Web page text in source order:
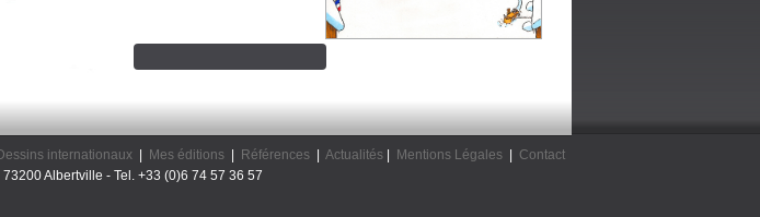
internationaux| Mes éditions| Références| Actualités| Mentions Légales|
Contact
Albertville - Tel. +33 (0)6 74 57 36 57